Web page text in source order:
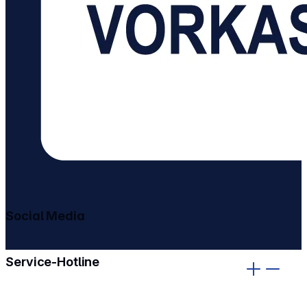
Service-Hotline
Social Media